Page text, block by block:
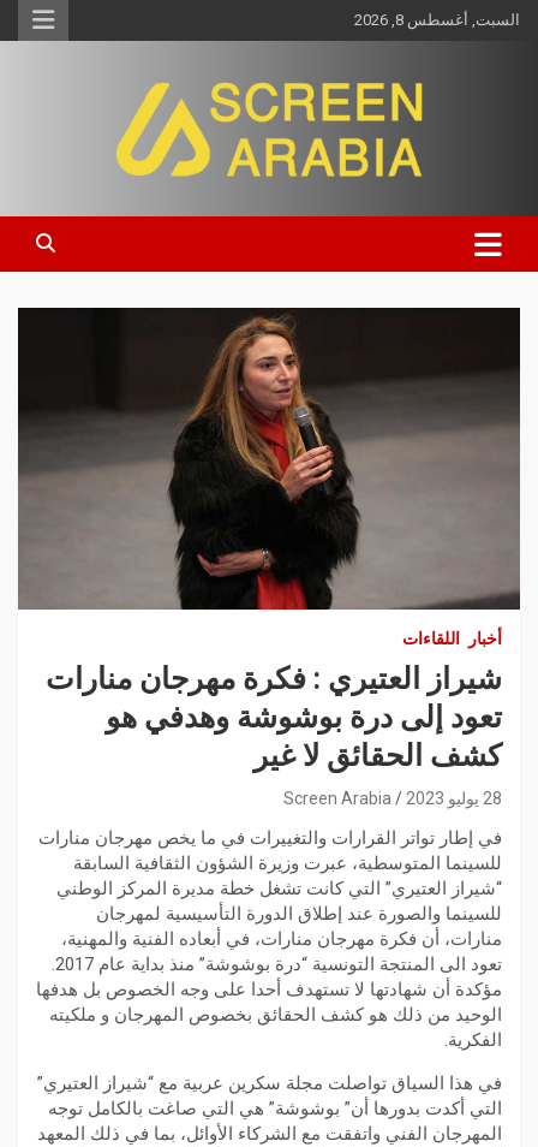
السبت, أغسطس 8, 2026
Screen Arabia
أخبار اللقاءات
شيراز العتيري : فكرة مهرجان منارات
تعود إلى درة بوشوشة وهدفي هو
كشف الحقائق لا غير
28 يوليو 2023 Screen Arabia
في إطار تواتر القرارات والتغييرات في ما يخص مهرجان منارات
للسينما المتوسطية، عبرت وزيرة الشؤون الثقافية السابقة
“شيراز العتيري” التي كانت تشغل خطة مديرة المركز الوطني
للسينما والصورة عند إطلاق الدورة التأسيسية لمهرجان
منارات، أن فكرة مهرجان منارات، في أبعاده الفنية والمهنية،
تعود الى المنتجة التونسية “درة بوشوشة” منذ بداية عام 2017.
مؤكدة أن شهادتها لا تستهدف أحدا على وجه الخصوص بل هدفها
الوحيد من ذلك هو كشف الحقائق بخصوص المهرجان و ملكيته
الفكرية.
في هذا السياق تواصلت مجلة سكرين عربية مع “شيراز العتيري”
التي أكدت بدورها أن” بوشوشة” هي التي صاغت بالكامل توجه
المهرجان الفني واتفقت مع الشركاء الأوائل، بما في ذلك المعهد